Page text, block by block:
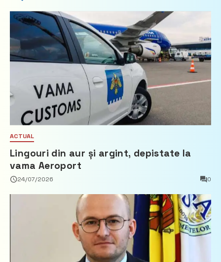
ACTUAL
Lingouri din aur și argint, depistate la
vama Aeroport
24/07/2026 0